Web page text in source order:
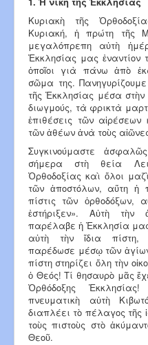
Κυριακὴ τῆς
Κυριακή, ἡ πρώτη τῆς
μεγαλόπρεπη αὐτὴ
Ἐκκλησίας μας ἐναντίον
ὁποῖοι γιὰ πάνω ἀπὸ
σῶμα της.
τῆς Ἐκκλησίας μέσα
διωγμούς, τὰ φρικτὰ
ἐπιθέσεις τῶν αἱρέσεων
τῶν ἀθέων ἀνὰ τοὺς
Συγκινούμαστε
σήμερα στὴ θεία
Ὀρθοδοξίας καὶ ὅλοι
τῶν ἀποστόλων, αὕτη ἡ
πίστις τῶν ὀρθοδόξων,
ἐστήριξεν». Αὐτὴ τὴν
παρέλαβε ἡ Ἐκκλησία μας
αὐτὴ τὴν ἴδια πίστη,
παρέδωσε μέσῳ τῶν
πίστη στηρίζει ὅλη τὴν
ὁ Θεός! Τί θησαυρὸ μᾶς
Ὀρθόδοξης
πνευματικὴ αὐτὴ
διαπλέει τὸ πέλαγος τῆς
τοὺς πιστοὺς στὸ
Θεοῦ.